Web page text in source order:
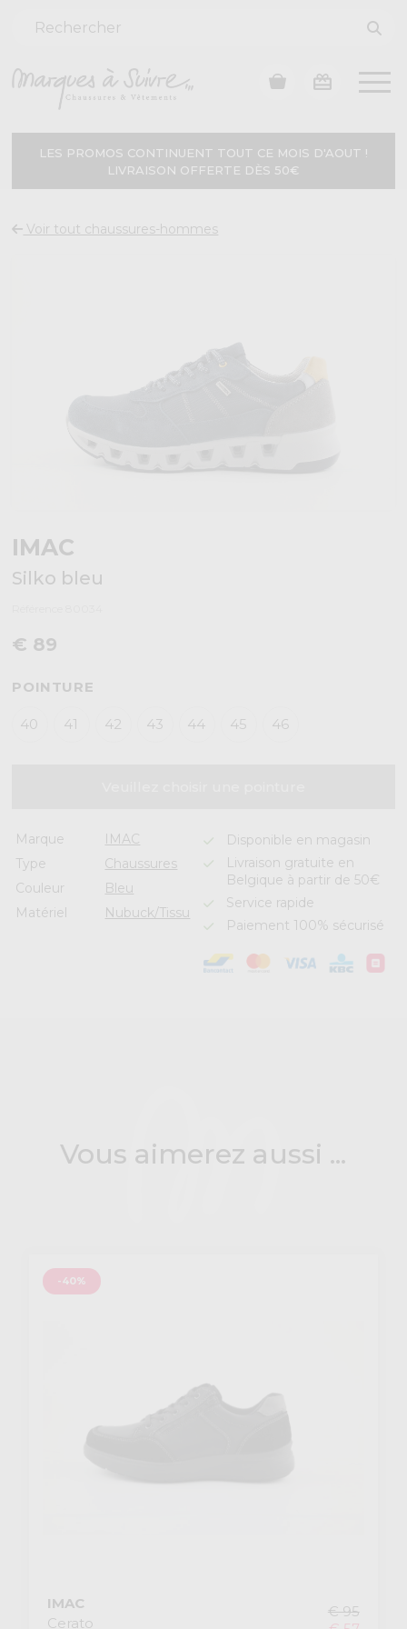
LES PROMOS CONTINUENT TOUT CE MOIS D'AOUT !
LIVRAISON OFFERTE DÈS 50€
Voir tout chaussures-hommes
IMAC
Silko bleu
€ 89
POINTURE
40 41 42 43 44 45 46
Marque
IMAC
Type
Chaussures
Couleur
Bleu
Matériel
Nubuck/Tissu
Disponible en magasin
Livraison gratuite en
Belgique à partir de 50€
Service rapide
Paiement 100% sécurisé
Vous aimerez aussi ...
-40%
IMAC
Cerato
€ 95